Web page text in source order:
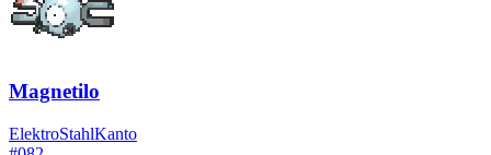
Magnetilo
ElektroStahlKanto